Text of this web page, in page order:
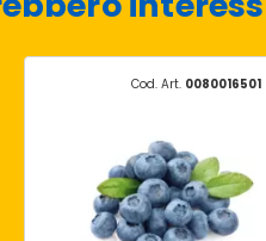
Cod. Art. 0080016501